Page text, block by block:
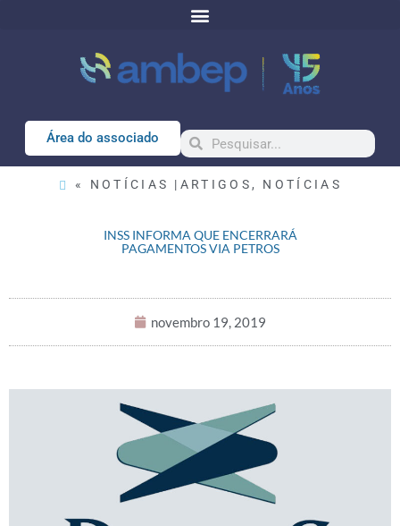
Área do associado
« NOTÍCIAS | ARTIGOS , NOTÍCIAS
INSS INFORMA QUE ENCERRARÁ
PAGAMENTOS VIA PETROS
novembro 19, 2019